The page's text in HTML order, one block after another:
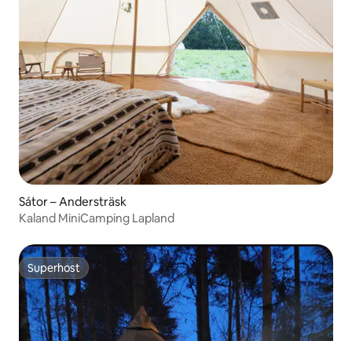
Sátor – Andersträsk
Kaland MiniCamping Lapland
Superhost
Superhost